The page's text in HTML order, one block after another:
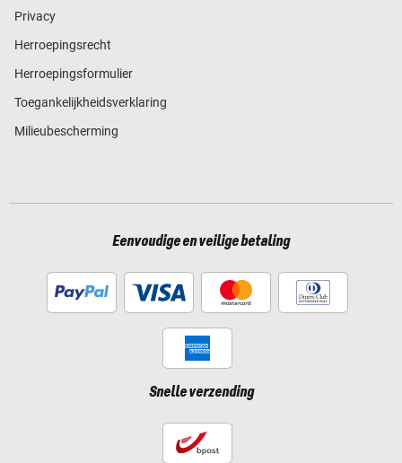
Privacy
Herroepingsrecht
Herroepingsformulier
Toegankelijkheidsverklaring
Milieubescherming
Eenvoudige en veilige betaling
Snelle verzending